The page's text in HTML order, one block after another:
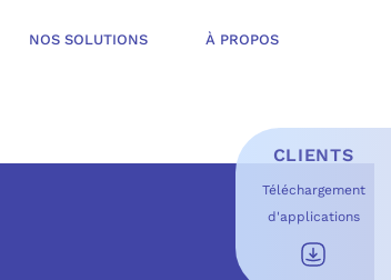
NOS SOLUTIONS À PROPOS
CLIENTS
Téléchargement
d'applications